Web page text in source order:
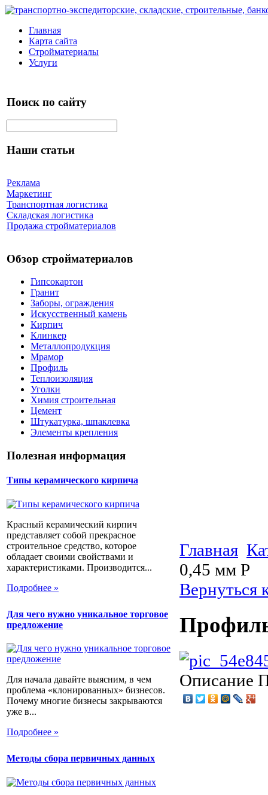
Главная
Карта сайта
Стройматериалы
Услуги
Поиск по сайту
Наши статьи
Реклама
Маркетинг
Транспортная логистика
Складская логистика
Продажа стройматериалов
Обзор стройматериалов
Гипсокартон
Гранит
Заборы, ограждения
Искусственный камень
Кирпич
Клинкер
Металлопродукция
Мрамор
Профиль
Теплоизоляция
Уголки
Химия строительная
Цемент
Штукатурка, шпаклевка
Элементы крепления
Полезная информация
Типы керамического кирпича
Красный керамический кирпич
представляет собой прекрасное
строительное средство, которое
обладает своими свойствами и
характеристиками. Производится...
Подробнее »
Для чего нужно уникальное торговое
предложение
Для начала давайте выясним, в чем
проблема «клонированных» бизнесов.
Почему многие бизнесы закрываются
уже в...
Подробнее »
Методы сбора первичных данных
Главная
0,45 мм Р
Вернуться
Описание